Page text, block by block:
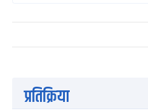
प्रतिक्रिया